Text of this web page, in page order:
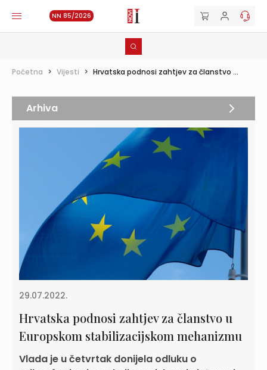
NN 85/2026
Početna > Vijesti > Hrvatska podnosi zahtjev za članstvo ...
29.07.2022.
Hrvatska podnosi zahtjev za članstvo u
Europskom stabilizacijskom mehanizmu
Vlada je u četvrtak donijela odluku o
Arhiva